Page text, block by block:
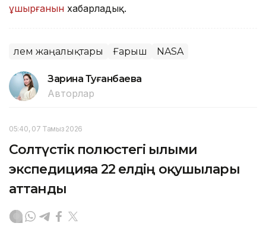
ұшырғанын хабарладық.
Әлем жаңалықтары Ғарыш NASA
Зарина Туғанбаева
Авторлар
05:40, 07 Тамыз 2026
Солтүстік полюстегі ғылыми
экспедицияға 22 елдің оқушылары
аттанды